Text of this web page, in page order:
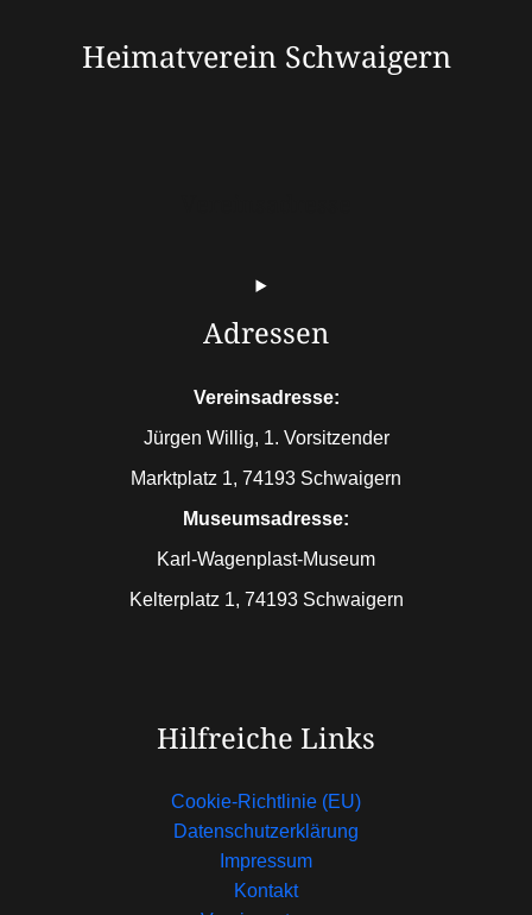
Heimatverein Schwaigern
Adressen
Vereinsadresse:
Jürgen Willig, 1. Vorsitzender
Marktplatz 1, 74193 Schwaigern
Museumsadresse:
Karl-Wagenplast-Museum
Kelterplatz 1, 74193 Schwaigern
Hilfreiche Links
Cookie-Richtlinie (EU)
Datenschutzerklärung
Impressum
Kontakt